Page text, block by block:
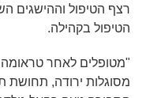
רצף הטיפול וההישגים
הטיפול בקהילה.
"מטופלים לאחר
מסוגלות ירודה, תחושת